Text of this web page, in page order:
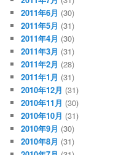
2011年6月 (30)
2011年5月 (31)
2011年4月 (30)
2011年3月 (31)
2011年2月 (28)
2011年1月 (31)
2010年12月 (31)
2010年11月 (30)
2010年10月 (31)
2010年9月 (30)
2010年8月 (31)